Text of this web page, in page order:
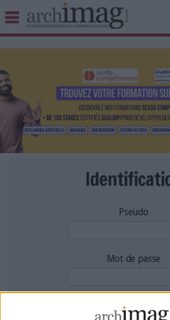
BIBLIOTHÈQUE ÉDITION
UNIVERS DATA
TRAVAIL COLLABORATIF
VIE NUMÉRIQUE
NUMÉRIQUE RESPONSABLE
Pseudo
Mot de passe
Filtre anti-spam